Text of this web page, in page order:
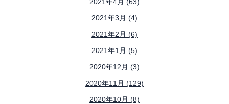
2021年3月 (4)
2021年2月 (6)
2021年1月 (5)
2020年12月 (3)
2020年11月 (129)
2020年10月 (8)